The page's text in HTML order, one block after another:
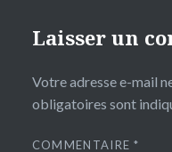
Laisser un
Votre adresse e-mail
obligatoires sont
COMMENTAIRE*